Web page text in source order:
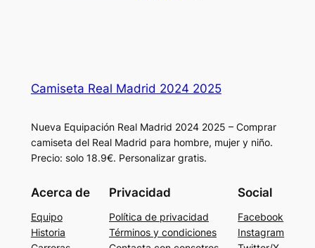
Camiseta Real Madrid 2024 2025
Nueva Equipación Real Madrid 2024 2025 – Comprar
camiseta del Real Madrid para hombre, mujer y niño.
Precio: solo 18.9€. Personalizar gratis.
Acerca de
Equipo
Historia
Privacidad
Política de privacidad
Términos y condiciones
Social
Facebook
Instagram